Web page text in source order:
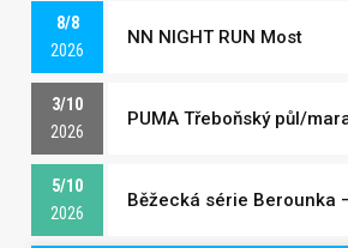
8/8
2026
NN NIGHT RUN Most
3/10
2026
PUMA Třeboňský půl/
5/10
2026
Běžecká série Berounka